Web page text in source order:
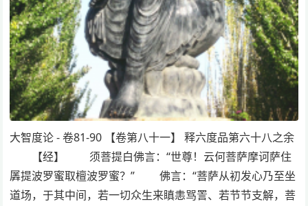
大智度论 - 卷81-90 【卷第八十一】 释六度品第六十八之余
【经】 须菩提白佛言：“世尊！云何菩萨摩诃萨住
羼提波罗蜜取檀波罗蜜？” 佛言：“菩萨从初发心乃至坐
道场，于其中间，若一切众生来瞋恚骂詈、若节节支解，菩